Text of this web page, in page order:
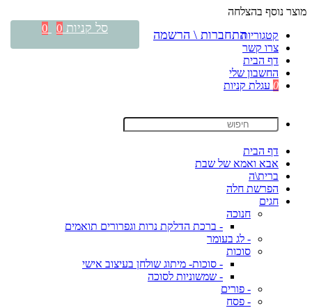
מוצר נוסף בהצלחה
קטגוריות
צרו קשר
דף הבית
החשבון שלי
0 עגלת קניות
דף הבית
אבא ואמא של שבת
ברית\ה
הפרשת חלה
חגים
חנוכה
- ברכת הדלקת נרות וגפרורים תואמים
- לג בעומר
סוכות
- סוכות- מיתוג שולחן בעיצוב אישי
- שמשוניות לסוכה
- פורים
- פסח
התחברות \ הרשמה סל קניות 0
0